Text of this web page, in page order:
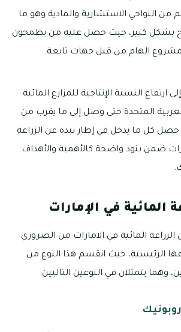
من النواحي الاستشارية والمادية وهو ما
بشكل كبير، حيث حصل عليه من يطمحون
الهام من قبل جهات تابعة
ارتفاع النسبة الإنتاجية للمزارع المائية
العربية المتحدة حتى وصل إلى ما يقرب من
كل ما يدخل في إطار نبذة عن الزراعة
ضمن بنود واضحة كالأهمية والأهداف
المائية في الإمارات
المائية في الامارات من الضروري
الرئيسية، حيث انقسم هذا النوع من
وهما يتمثلان في النوعين التاليين: